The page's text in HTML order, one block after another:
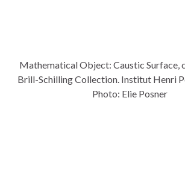
Mathematical Object: Caustic Surface,
Brill-Schilling Collection. Institut Henri
Photo: Elie Posner